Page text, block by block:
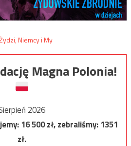
Magna Polonia!
2026
16 500zł, zebraliśmy:1351
zł.